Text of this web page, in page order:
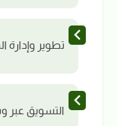
تطوير وإدارة
التسويق عبر